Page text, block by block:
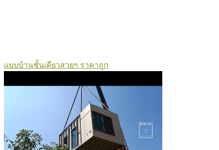
แบบบ้านชั้นเดียวสวยๆ ราคาถูก